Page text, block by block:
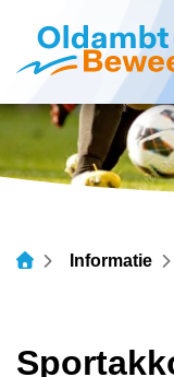
Navigatie
overslaan
Informatie